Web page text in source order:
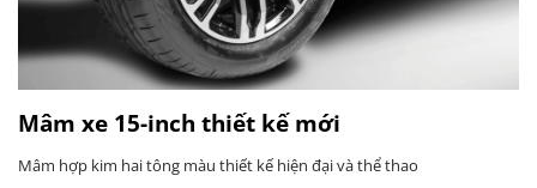
Mâm xe 15-inch thiết kế mới
Mâm hợp kim hai tông màu thiết kế hiện đại và thể thao​